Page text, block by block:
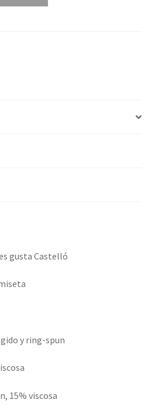
gusta Castelló
y ring-spun
15% viscosa